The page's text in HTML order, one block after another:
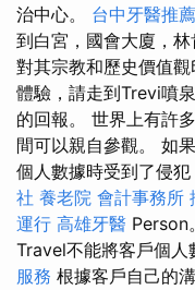
治中心。 台中牙醫推薦
到白宮，國會大廈，
對其宗教和歷史價值
體驗，請走到Trevi噴
的回報。 世界上有許
間可以親自參觀。 如
個人數據時受到了侵
社 養老院 會計事務所
運行 高雄牙醫 Person
Travel不能將客戶個人
服務 根據客戶自己的